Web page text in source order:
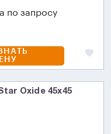
по запросу
Oxide 45x45